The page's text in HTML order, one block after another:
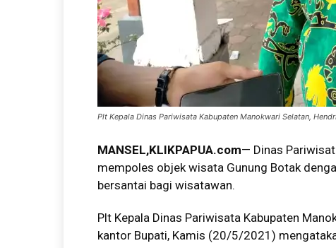
Plt Kepala Dinas Pariwisata Kabupaten Manokwari Selatan,
MANSEL,KLIKPAPUA.com— Dinas
mempoles objek wisata Gunung Botak
bersantai bagi wisatawan.
Plt Kepala Dinas Pariwisata Kabupaten
kantor Bupati, Kamis (20/5/2021)